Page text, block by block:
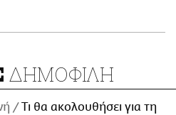
ΔΗΜΟΦΙΛΗ
Τι θα ακολουθήσει για τη